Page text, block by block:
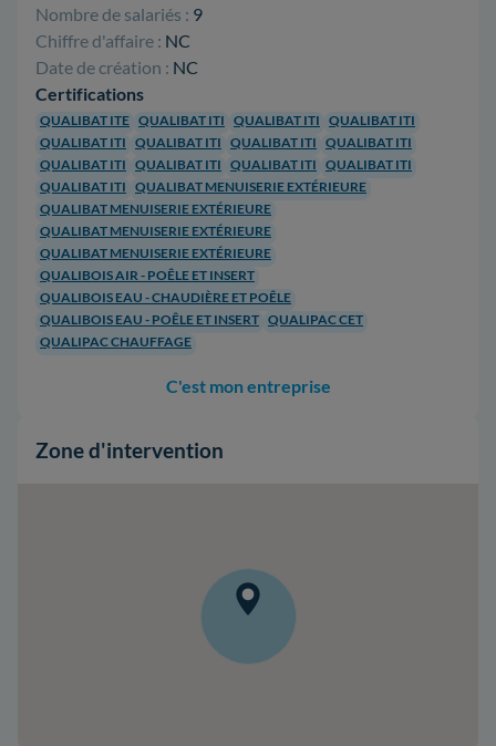
Nombre de salariés : 9
Chiffre d'affaire : NC
Date de création : NC
Certifications
QUALIBAT ITE QUALIBAT ITI QUALIBAT ITI QUALIBAT ITI
QUALIBAT ITI QUALIBAT ITI QUALIBAT ITI QUALIBAT ITI
QUALIBAT ITI QUALIBAT ITI QUALIBAT ITI QUALIBAT ITI
QUALIBAT ITI QUALIBAT MENUISERIE EXTÉRIEURE
QUALIBAT MENUISERIE EXTÉRIEURE
QUALIBAT MENUISERIE EXTÉRIEURE
QUALIBAT MENUISERIE EXTÉRIEURE
QUALIBOIS AIR - POÊLE ET INSERT
QUALIBOIS EAU - CHAUDIÈRE ET POÊLE
QUALIBOIS EAU - POÊLE ET INSERT QUALIPAC CET
QUALIPAC CHAUFFAGE
C'est mon entreprise
Zone d'intervention